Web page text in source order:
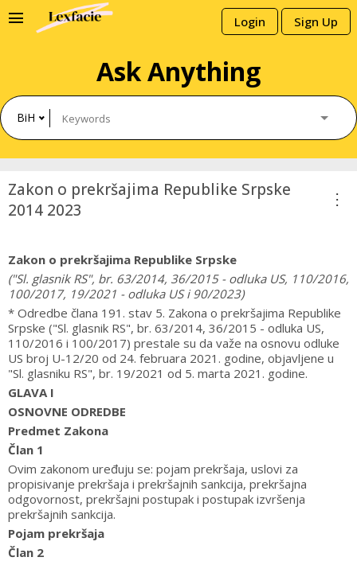
Login Sign Up
menu
Ask Anything
BiH
Zakon o prekršajima Republike Srpske
2014 2023
more_vert
Zakon o prekršajima Republike Srpske
("Sl. glasnik RS", br. 63/2014, 36/2015 - odluka US, 110/2016,
100/2017, 19/2021 - odluka US i 90/2023)
* Odredbe člana 191. stav 5. Zakona o prekršajima Republike
Srpske ("Sl. glasnik RS", br. 63/2014, 36/2015 - odluka US,
110/2016 i 100/2017) prestale su da važe na osnovu odluke
US broj U-12/20 od 24. februara 2021. godine, objavljene u
"Sl. glasniku RS", br. 19/2021 od 5. marta 2021. godine.
GLAVA I
OSNOVNE ODREDBE
Predmet Zakona
Član 1
Ovim zakonom uređuju se: pojam prekršaja, uslovi za
propisivanje prekršaja i prekršajnih sankcija, prekršajna
odgovornost, prekršajni postupak i postupak izvršenja
prekršajnih sankcija.
Pojam prekršaja
Član 2